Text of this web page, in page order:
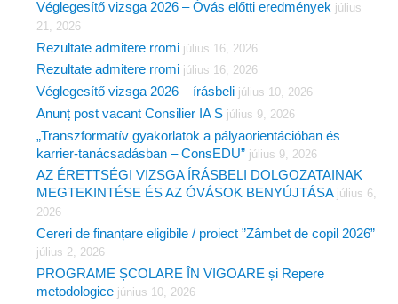
r
:
Véglegesítő vizsga 2026 – Óvás előtti eredmények július
21, 2026
Rezultate admitere rromi július 16, 2026
Rezultate admitere rromi július 16, 2026
Véglegesítő vizsga 2026 – írásbeli július 10, 2026
Anunț post vacant Consilier IA S július 9, 2026
„Transzformatív gyakorlatok a pályaorientációban és
karrier-tanácsadásban – ConsEDU” július 9, 2026
AZ ÉRETTSÉGI VIZSGA ÍRÁSBELI DOLGOZATAINAK
MEGTEKINTÉSE ÉS AZ ÓVÁSOK BENYÚJTÁSA július 6,
2026
Cereri de finanțare eligibile / proiect ”Zâmbet de copil 2026”
július 2, 2026
PROGRAME ȘCOLARE ÎN VIGOARE și Repere
metodologice június 10, 2026